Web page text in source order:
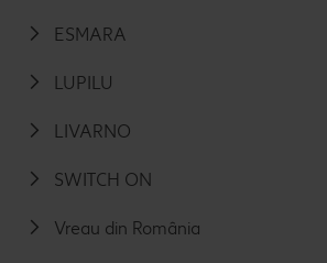
ESMARA
LUPILU
LIVARNO
SWITCH ON
Vreau din România